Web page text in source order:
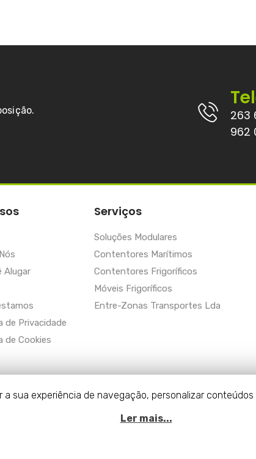
263
962
Alugar
de Privacidade
de Cookies
Serviços
Soluções Modulares
Contentores Marítimos
Contentores Frigoríficos
Móveis Frigoríficos
Entre-Zonas Transportes Lda
a sua experiência de navegação, personalizar
Ler mais...